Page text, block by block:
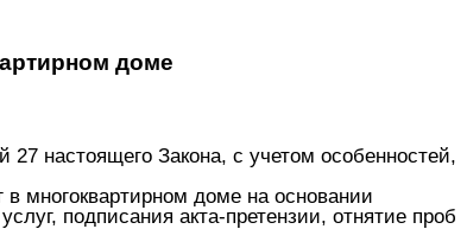
доме
27 настоящего Закона, с учетом особенностей,
многоквартирном доме на основании
подписания акта-претензии, отнятие проб